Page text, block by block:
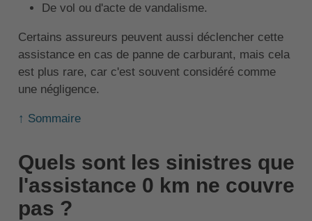
De vol ou d'acte de vandalisme.
Certains assureurs peuvent aussi déclencher cette
assistance en cas de panne de carburant, mais cela
est plus rare, car c'est souvent considéré comme
une négligence.
↑ Sommaire
Quels sont les sinistres que
l'assistance 0 km ne couvre
pas ?